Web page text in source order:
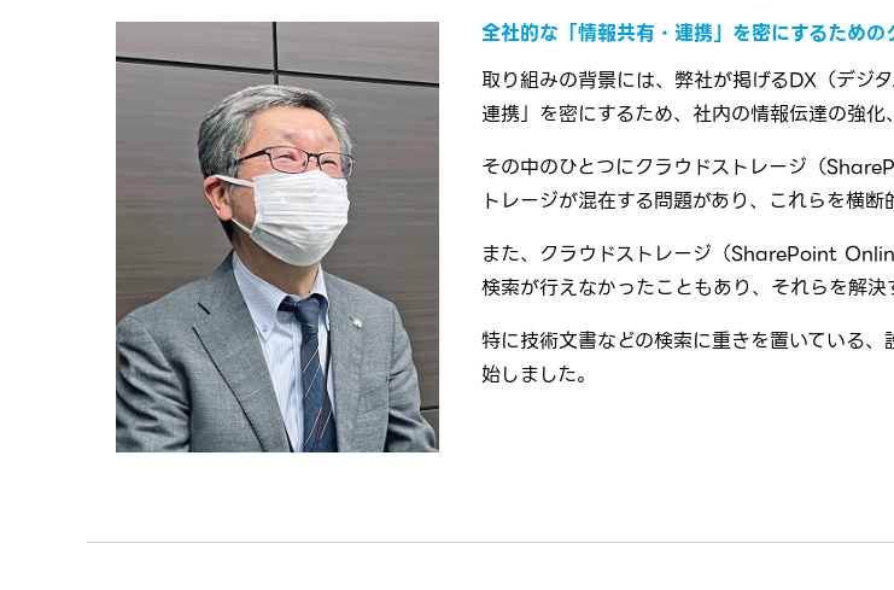
全社的な「情報共有・連携」を密にするため
取り組みの背景には、弊社が掲げるDX（デジ
連携」を密にするため、社内の情報伝達の強化
その中のひとつにクラウドストレージ（
トレージが混在する問題があり、これらを横断
また、クラウドストレージ（SharePoint
検索が行えなかったこともあり、それらを解決
特に技術文書などの検索に重きを置いている
始しました。